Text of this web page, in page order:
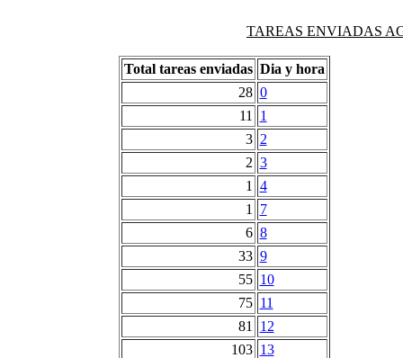
TAREAS ENVIADAS
Total tareas enviadas Dia y hora
28 0
11
1
3 2
2 3
1
4
1
7
6 8
33 9
55 10
75 11
81
12
103 13